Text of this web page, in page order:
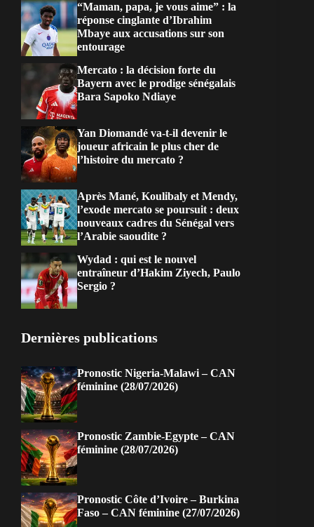
“Maman, papa, je vous aime” : la
réponse cinglante d’Ibrahim
Mbaye aux accusations sur son
entourage
Mercato : la décision forte du
Bayern avec le prodige sénégalais
Bara Sapoko Ndiaye
Yan Diomandé va-t-il devenir le
joueur africain le plus cher de
l’histoire du mercato ?
Après Mané, Koulibaly et Mendy,
l’exode mercato se poursuit : deux
nouveaux cadres du Sénégal vers
l’Arabie saoudite ?
Wydad : qui est le nouvel
entraîneur d’Hakim Ziyech, Paulo
Sergio ?
Dernières publications
Pronostic Nigeria-Malawi – CAN
féminine (28/07/2026)
Pronostic Zambie-Egypte – CAN
féminine (28/07/2026)
Pronostic Côte d’Ivoire – Burkina
Faso – CAN féminine (27/07/2026)